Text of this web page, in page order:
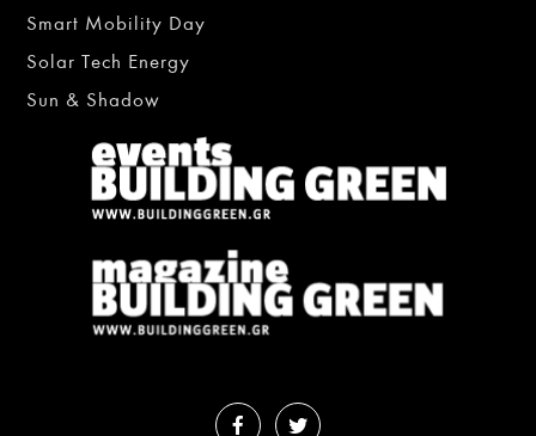
Smart Mobility Day
Solar Tech Energy
Sun & Shadow